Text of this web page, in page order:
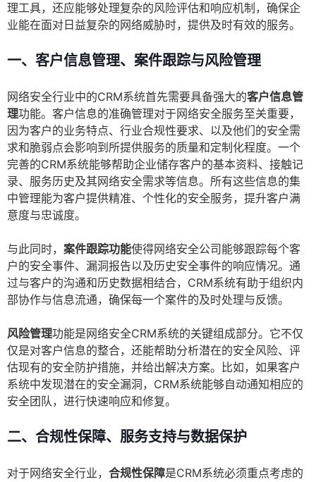
理工具，还应能够处理复杂的风险评估和响应机制，确保企
业能在面对日益复杂的网络威胁时，提供及时有效的服务。
一、客户信息管理、案件跟踪与风险管理
网络安全行业中的CRM系统首先需要具备强大的客户信息管
理功能。客户信息的准确管理对于网络安全服务至关重要，
因为客户的业务特点、行业合规性要求、以及他们的安全需
求和脆弱点会影响到所提供服务的质量和定制化程度。一个
完善的CRM系统能够帮助企业储存客户的基本资料、接触记
录、服务历史及其网络安全需求等信息。所有这些信息的集
中管理能为客户提供精准、个性化的安全服务，提升客户满
意度与忠诚度。
与此同时， 案件跟踪功能使得网络安全公司能够跟踪每个客
户的安全事件、漏洞报告以及历史安全事件的响应情况。通
过与客户的沟通和历史数据相结合，CRM系统有助于组织内
部协作与信息流通，确保每一个案件的及时处理与反馈。
风险管理功能是网络安全CRM系统的关键组成部分。它不仅
仅是对客户信息的整合，还能帮助分析潜在的安全风险、评
估现有的安全防护措施，并给出解决方案。比如，如果客户
系统中发现潜在的安全漏洞，CRM系统能够自动通知相应的
安全团队，进行快速响应和修复。
二、合规性保障、服务支持与数据保护
对于网络安全行业， 合规性保障是CRM系统必须重点考虑的